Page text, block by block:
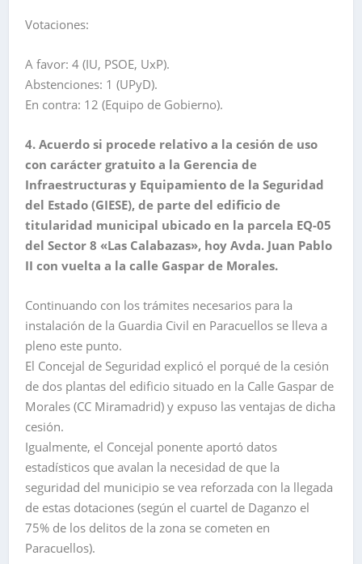
Votaciones:
A favor: 4 (IU, PSOE, UxP).
Abstenciones: 1 (UPyD).
En contra: 12 (Equipo de Gobierno).
4. Acuerdo si procede relativo a la cesión de uso
con carácter gratuito a la Gerencia de
Infraestructuras y Equipamiento de la Seguridad
del Estado (GIESE), de parte del edificio de
titularidad municipal ubicado en la parcela EQ-05
del Sector 8 «Las Calabazas», hoy Avda. Juan Pablo
II con vuelta a la calle Gaspar de Morales.
Continuando con los trámites necesarios para la
instalación de la Guardia Civil en Paracuellos se lleva a
pleno este punto.
El Concejal de Seguridad explicó el porqué de la cesión
de dos plantas del edificio situado en la Calle Gaspar de
Morales (CC Miramadrid) y expuso las ventajas de dicha
cesión.
Igualmente, el Concejal ponente aportó datos
estadísticos que avalan la necesidad de que la
seguridad del municipio se vea reforzada con la llegada
de estas dotaciones (según el cuartel de Daganzo el
75% de los delitos de la zona se cometen en
Paracuellos).